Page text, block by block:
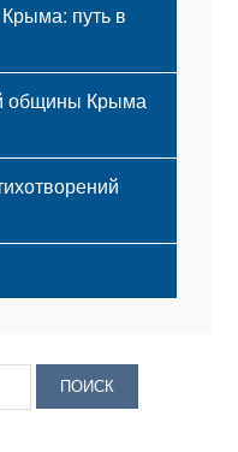
путь в
общины Крыма